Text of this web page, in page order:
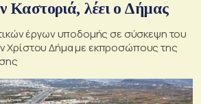
Καστοριά, λέει ο Δήμας
έργων υποδομής σε σύσκεψη του
Δήμα με εκπροσώπους της